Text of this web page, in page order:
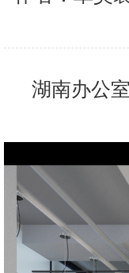
湖南办公